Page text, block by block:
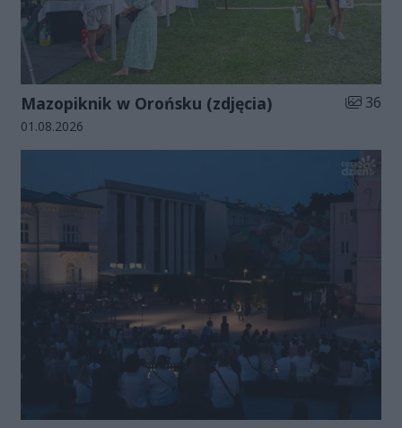
Mazopiknik w Orońsku (zdjęcia) Liczba
36
Data dodania galerii:
01.08.2026